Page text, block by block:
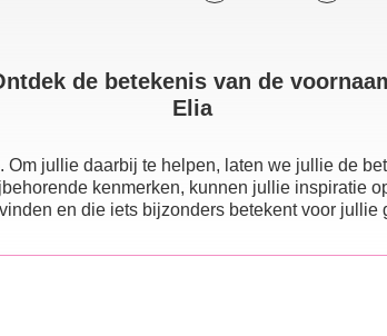
de betekenis van de
Elia
jullie daarbij te helpen, laten we jullie de
kenmerken, kunnen jullie inspiratie
en die iets bijzonders betekent voor jullie